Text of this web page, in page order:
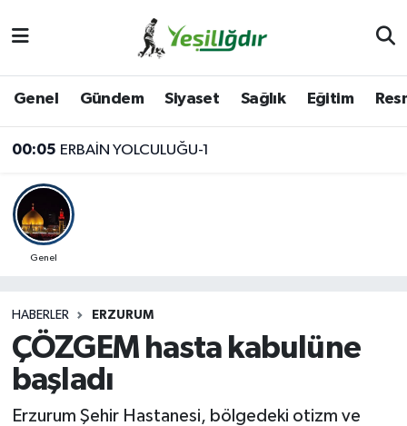
Genel Gündem Siyaset Sağlık Eğitim
00:05 ERBAİN YOLCULUĞU-1
Genel
HABERLER ERZURUM
ÇÖZGEM hasta kabulüne
başladı
Erzurum Şehir Hastanesi, bölgedeki otizm ve
Iğdır Trafik Yoğunluk Haritası
Süper Lig Puan Durumu ve Fikstür
Son Dakika Haberleri
Haber Arşivi